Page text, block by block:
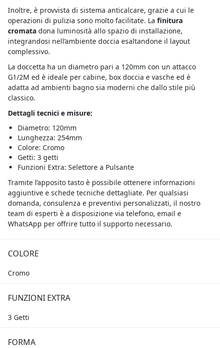
Inoltre, è provvista di sistema anticalcare, grazie a cui le
operazioni di pulizia sono molto facilitate. La finitura
cromatadona luminosità allo spazio di installazione,
integrandosi nell’ambiente doccia esaltandone il layout
complessivo.
La doccetta ha un diametro pari a 120mm con un attacco
G1/2M ed è ideale per cabine, box doccia e vasche ed è
adatta ad ambienti bagno sia moderni che dallo stile più
classico.
Dettagli tecnici e misure:
Diametro: 120mm
Lunghezza: 254mm
Colore: Cromo
Getti: 3 getti
Funzioni Extra: Selettore a Pulsante
Tramite l’apposito tasto è possibile ottenere informazioni
aggiuntive e schede tecniche dettagliate. Per qualsiasi
domanda, consulenza e preventivi personalizzati, il nostro
team di esperti è a disposizione via telefono, email e
WhatsApp per offrire tutto il supporto necessario.
COLORE
Cromo
FUNZIONI EXTRA
3 Getti
FORMA